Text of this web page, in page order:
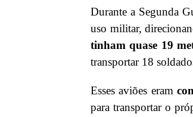
Durante a Segunda
uso militar,
tinham quase 19
transportar 18
Esses aviões eram
para transportar o